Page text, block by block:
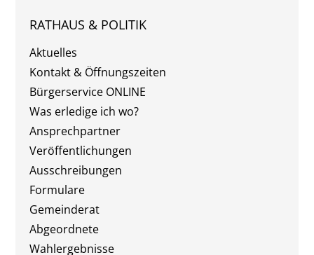
RATHAUS & POLITIK
Aktuelles
Kontakt & Öffnungszeiten
Bürgerservice ONLINE
Was erledige ich wo?
Ansprechpartner
Veröffentlichungen
Ausschreibungen
Formulare
Gemeinderat
Abgeordnete
Wahlergebnisse